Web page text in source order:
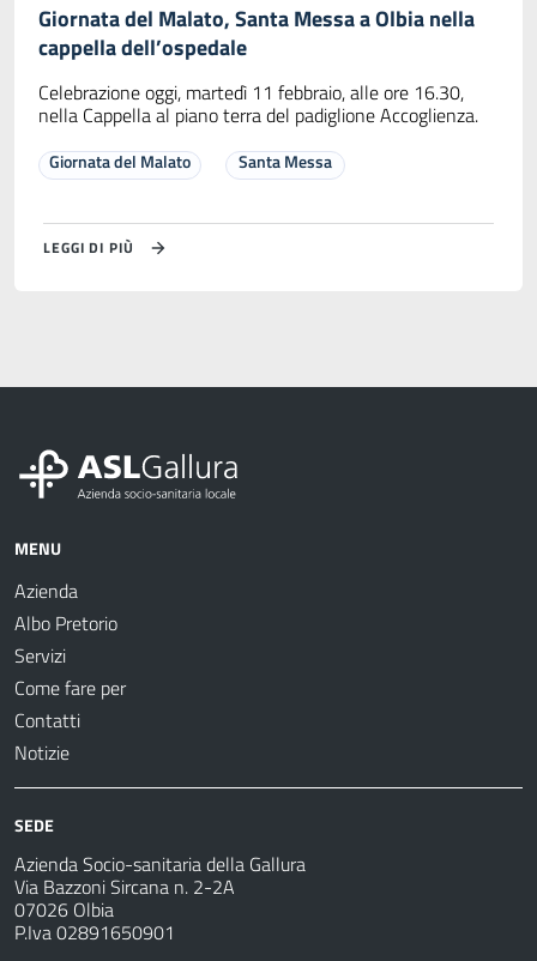
Giornata del Malato, Santa Messa a Olbia nella
cappella dell’ospedale
Celebrazione oggi, martedì 11 febbraio, alle ore 16.30,
nella Cappella al piano terra del padiglione Accoglienza.
Giornata del Malato Santa Messa
LEGGI DI PIÙ
MENU
Azienda
Albo Pretorio
Servizi
Come fare per
Contatti
Notizie
SEDE
Azienda Socio-sanitaria della Gallura
Via Bazzoni Sircana n. 2-2A
07026 Olbia
P.Iva 02891650901